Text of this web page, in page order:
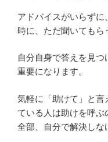
アドバイスがいらず
時に、ただ聞いてもら
自分自身で答えを見
重要になります。
気軽に「助けて」と言
ている人は助けを呼ぶ
全部、自分で解決しな